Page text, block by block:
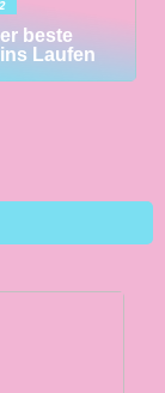
beste
Laufen